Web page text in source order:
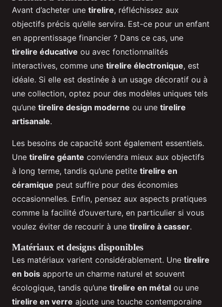
Avant d’acheter une tirelire, réfléchissez aux
objectifs précis qu’elle servira. Est-ce pour un enfant
en apprentissage financier ? Dans ce cas, une
tirelire éducative ou avec fonctionnalités
interactives, comme une tirelire électronique, est
idéale. Si elle est destinée à un usage décoratif ou à
une collection, optez pour des modèles uniques tels
qu’une tirelire design moderne ou une tirelire
artisanale.
Les besoins de capacité sont également essentiels.
Une tirelire géante conviendra mieux aux objectifs
à long terme, tandis qu’une petite tirelire en
céramique peut suffire pour des économies
occasionnelles. Enfin, pensez aux aspects pratiques
comme la facilité d’ouverture, en particulier si vous
voulez éviter de recourir à une tirelire à casser.
Matériaux et designs disponibles
Les matériaux varient considérablement. Une tirelire
en bois apporte un charme naturel et souvent
écologique, tandis qu’une tirelire en métal ou une
tirelire en verre ajoute une touche contemporaine